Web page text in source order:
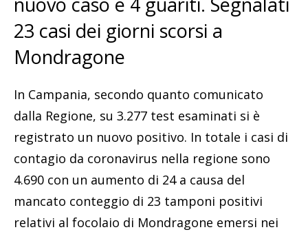
23 casi dei giorni scorsi a
Mondragone
In Campania, secondo quanto comunicato
dalla Regione, su 3.277 test esaminati si è
registrato un nuovo positivo. In totale i casi di
contagio da coronavirus nella regione sono
4.690 con un aumento di 24 a causa del
mancato conteggio di 23 tamponi positivi
relativi al focolaio di Mondragone emersi nei